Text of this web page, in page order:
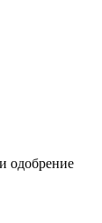
одобрение